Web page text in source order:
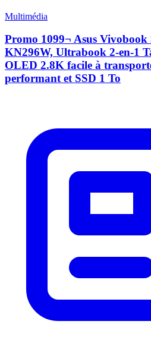
Multimédia
Promo 1099¬ Asus
KN296W, Ultrabook 2-en-1
OLED 2.8K facile à
performant et SSD 1 To